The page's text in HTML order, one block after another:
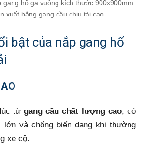
gang hố ga vuông kích thước 900x900mm
xuất bằng gang cầu chịu tải cao.
bật của nắp gang hố
từgang cầu chất lượng cao, có
lớn và chống biến dạng khi thường
xe cộ.